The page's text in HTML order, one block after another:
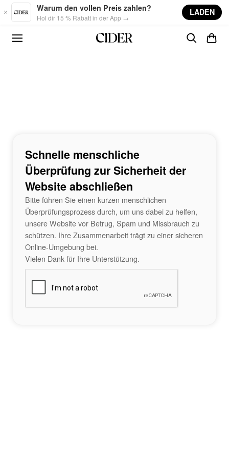
Skip to main content
Warum den vollen Preis zahlen?
Hol dir 15 % Rabatt in der App →
LADEN
Schnelle menschliche
Überprüfung zur Sicherheit der
Website abschließen
Bitte führen Sie einen kurzen menschlichen
Überprüfungsprozess durch, um uns dabei zu helfen,
unsere Website vor Betrug, Spam und Missbrauch zu
schützen. Ihre Zusammenarbeit trägt zu einer sicheren
Online-Umgebung bei.
Vielen Dank für Ihre Unterstützung.